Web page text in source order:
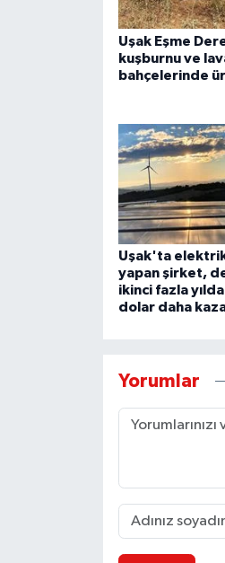
Uşak Eşme
kuşburnu ve
bahçelerinde
Uşak'ta
yapan şirket,
ikinci fazla
dolar daha
Yorumlar